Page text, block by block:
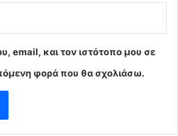
email, και τον ιστότοπο μου σε
φορά που θα σχολιάσω.